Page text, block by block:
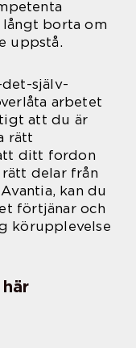
borta om
uppstå.
själv-
arbetet
att du är
rätt
ditt fordon
delar från
kan du
förtjänar och
körupplevelse